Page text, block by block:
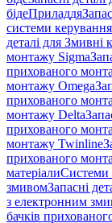
бідеПриладдя
системи
деталі для Змивні
монтажу Sigma
прихованого
монтажу Omega
прихованого
монтажу Delta
прихованого
монтажу Twinline
прихованого
матеріалиСистеми
змивомЗапасні
з електронним
бачків